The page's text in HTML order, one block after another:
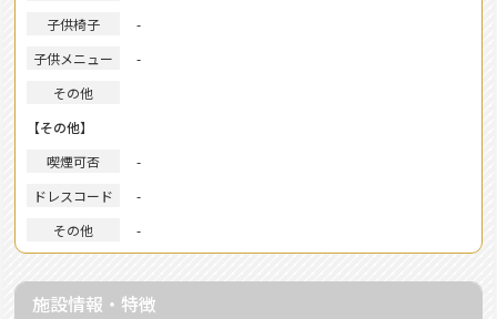
子供椅子
-
子供メニュー
-
その他
【その他】
喫煙可否
-
ドレスコード
-
その他
-
施設情報・特徴